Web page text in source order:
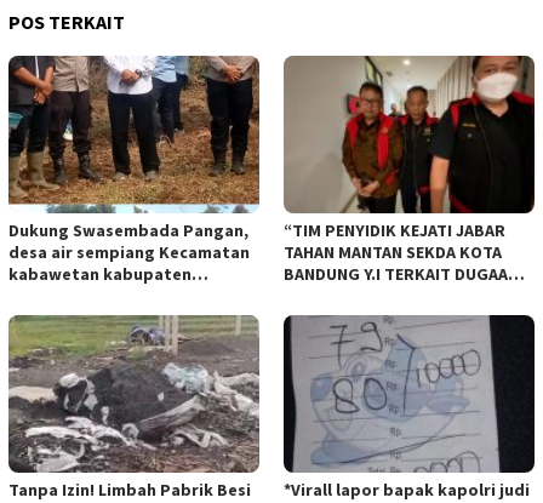
POS TERKAIT
Dukung Swasembada Pangan,
desa air sempiang Kecamatan
kabawetan kabupaten
28 mei 2025
“TIM PENYIDIK KEJATI JABAR
TAHAN MANTAN SEKDA KOTA
BANDUNG Y.I TERKAIT DUGAAN
BANDUNG”.
Tanpa Izin! Limbah Pabrik Besi
*Virall lapor bapak kapolri judi